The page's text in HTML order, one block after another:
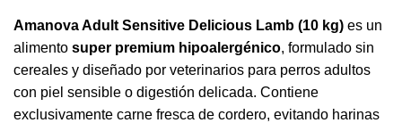
Amanova Adult Sensitive Delicious Lamb (10 kg) es un
alimento super premium hipoalergénico, formulado sin
cereales y diseñado por veterinarios para perros adultos
con piel sensible o digestión delicada. Contiene
exclusivamente carne fresca de cordero, evitando harinas